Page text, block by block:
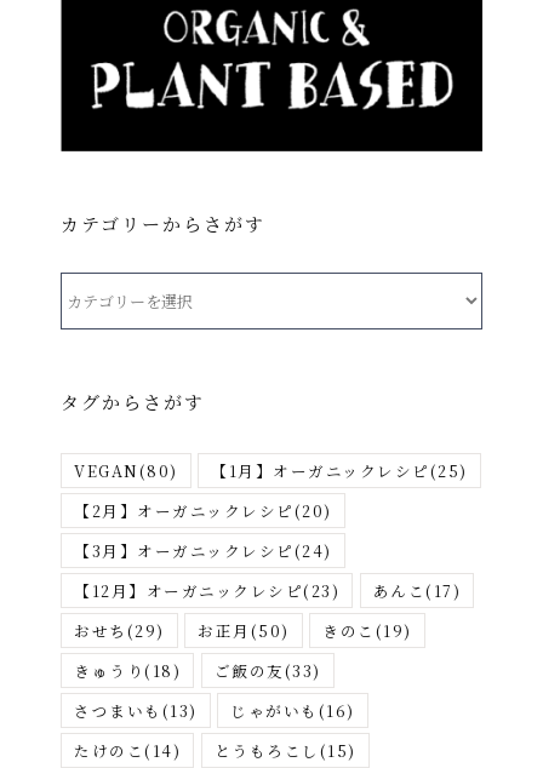
カテゴリーからさがす
ー
ら
が
す
タグからさがす
VEGAN(80) 【1月】オーガニックレシピ(25)
【2月】オーガニックレシピ(20)
【3月】オーガニックレシピ(24)
【12月】オーガニックレシピ(23) あんこ(17)
おせち (29) お正月 (50) きのこ (19)
きゅうり (18) ご飯の友(33)
さつまいも (13) じゃがいも (16)
たけのこ(14) とうもろこし (15)